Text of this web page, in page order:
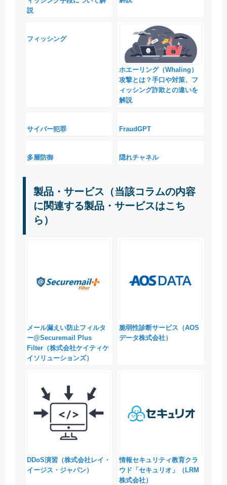
説
フィッシング
ホエーリング（Whaling）
攻撃とは？手口や対策、フ
ィッシング詐欺との違いを
解説
サイバー犯罪 FraudGPT
多層防御 隠れチャネル
製品・サービス（当該コラムの内容
に関連する製品・サービスはこち
ら）
メール漏えい防止フィルタ
ー@Securemail Plus
Filter（株式会社ケイティケ
イソリューションズ）
脆弱性診断サービス（AOS
データ株式会社）
DDoS演習（株式会社レイ・
イージス・ジャパン）
情報セキュリティ教育クラ
ウド「セキュリオ」（LRM
株式会社）